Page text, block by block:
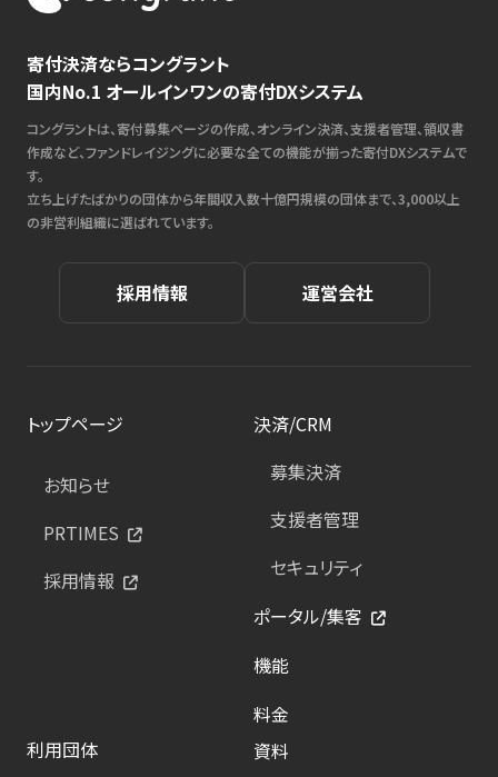
寄付決済ならコングラント
国内No.1 オールインワンの寄付DXシステム
コングラントは、寄付募集ページの作成、オンライン決済、支援者管理、領収書
作成など、ファンドレイジングに必要な全ての機能が揃った寄付DXシステムで
す。
立ち上げたばかりの団体から年間収入数十億円規模の団体まで、3,000以上
の非営利組織に選ばれています。
採用情報 運営会社
トップページ
お知らせ
PRTIMES
採用情報
決済/CRM
募集決済
支援者管理
セキュリティ
ポータル/集客
機能
料金
利用団体
資料